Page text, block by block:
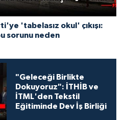
'tabelasız okul' çıkışı:
sorunu neden
"Geleceği Birlikte
Dokuyoruz": İTHİB ve
İTML'den Tekstil
Eğitiminde Dev İş Birliği